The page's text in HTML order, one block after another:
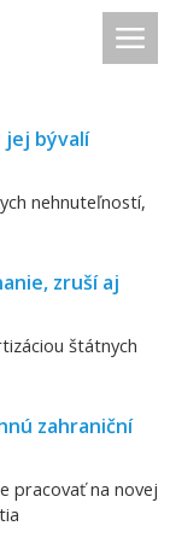
jej bývalí
nehnuteľností,
zruší aj
štátnych
zahraniční
pracovať na novej